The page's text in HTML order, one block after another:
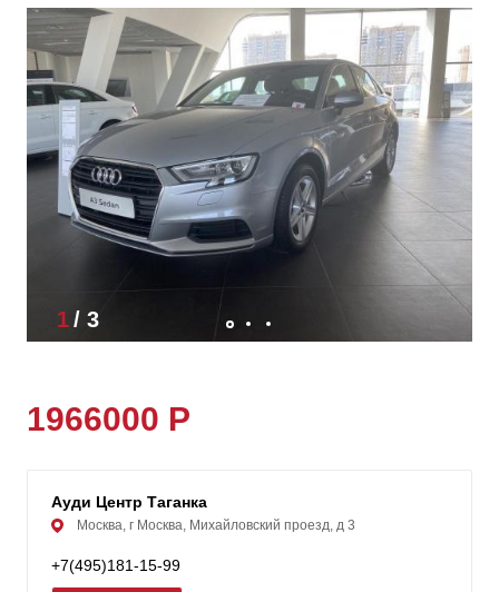
1/ 3
1966000 Р
Ауди Центр Таганка
Москва, г Москва, Михайловский проезд, д 3
+7(495)181-15-99